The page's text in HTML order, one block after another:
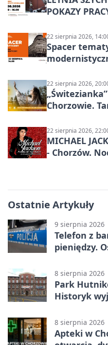
POKAZY
22 sierpnia 2026,
Spacer
22 sierpnia 2026,
Chorzowie.
22 sierpnia 2026,
MICHAEL
- Chorzów.
Ostatnie Artykuły
9 sierpnia 2026
Telefon z
pieniędzy.
8 sierpnia 2026
Park
Historyk
8 sierpnia 2026
Apteki w